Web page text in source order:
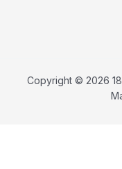
Copyright © 2026